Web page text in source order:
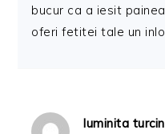
bucur ca a iesit
oferi fetitei tale un
luminita turcin